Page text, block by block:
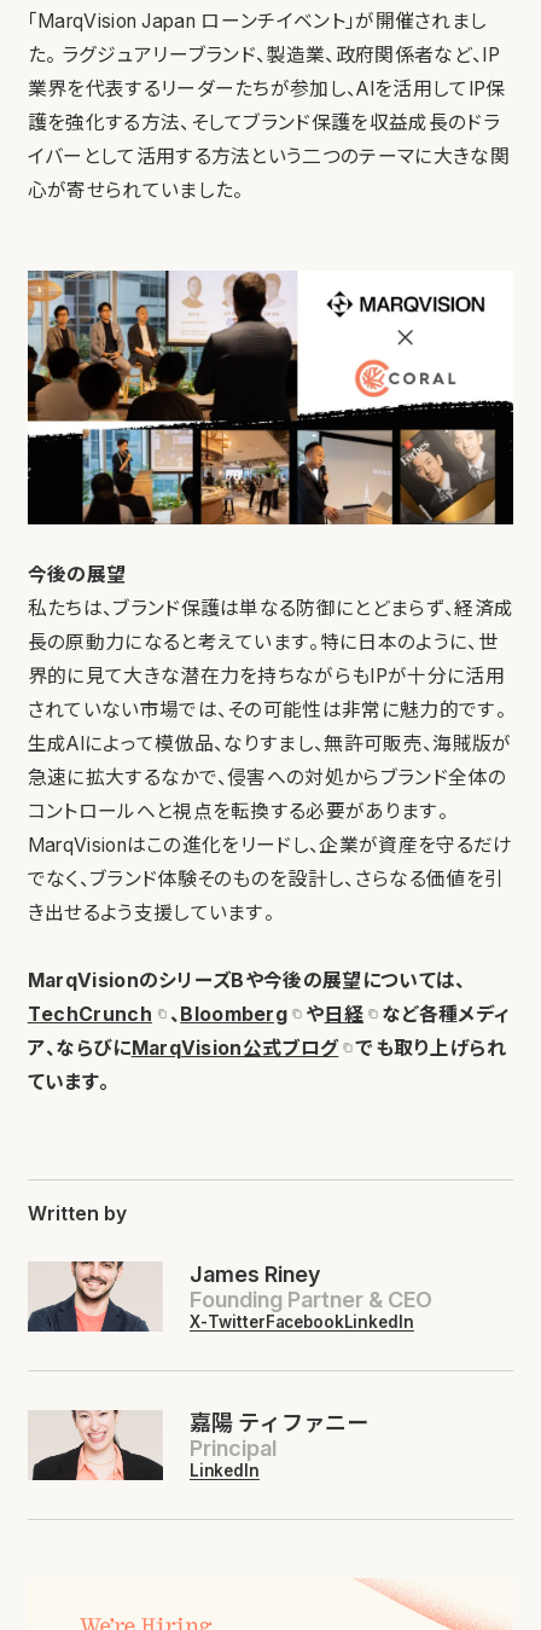
「MarqVision Japan ローンチイベント」が開催されまし
た。 ラグジュアリーブランド、製造業、政府関係者など、IP
業界を代表するリーダーたちが参加し、AIを活用してIP保
護を強化する方法、そしてブランド保護を収益成長のドラ
イバーとして活用する方法という二つのテーマに大きな関
心が寄せられていました。
今後の展望
私たちは、ブランド保護は単なる防御にとどまらず、経済成
長の原動力になると考えています。特に日本のように、世
界的に見て大きな潜在力を持ちながらもIPが十分に活用
されていない市場では、その可能性は非常に魅力的です。
生成AIによって模倣品、なりすまし、無許可販売、海賊版が
急速に拡大するなかで、侵害への対処からブランド全体の
コントロールへと視点を転換する必要があります。
MarqVisionはこの進化をリードし、企業が資産を守るだけ
でなく、ブランド体験そのものを設計し、さらなる価値を引
き出せるよう支援しています。
MarqVisionのシリーズBや今後の展望については、
TechCrunch
、Bloomberg や日経
など各種メディ
ア、ならびにMarqVision公式ブログ
でも取り上げられ
ています。
Written by
James Riney
Founding Partner & CEO
X-TwitterFacebookLinkedIn
嘉陽 ティファニー
Principal
LinkedIn